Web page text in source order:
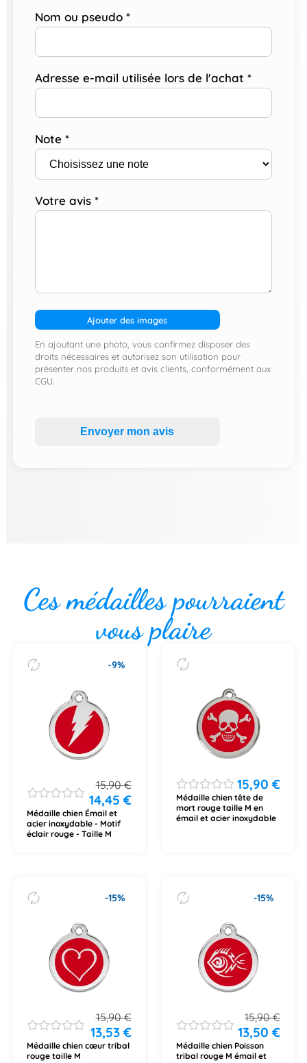
Nom ou pseudo *
Adresse e-mail utilisée lors de l'achat *
Note *
Votre avis *
Ajouter des images
En ajoutant une photo, vous confirmez disposer des
droits nécessaires et autorisez son utilisation pour
présenter nos produits et avis clients, conformément aux
CGU.
Envoyer mon avis
Ces médailles pourraient
vous plaire
-9%
15,90€
14,45 €
Médaille chien Émail et
acier inoxydable - Motif
éclair rouge - Taille M
15,90€
Médaille chien tête de
mort rouge taille M en
émail et acier inoxydable
-15%
15,90€
13,53 €
Médaille chien cœur tribal
rouge taille M
-15%
15,90€
13,50€
Médaille chien Poisson
tribal rouge M émail et